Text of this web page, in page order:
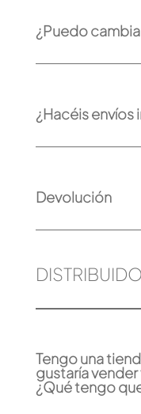
¿Puedo
¿Hacéis envíos
Devolución
Tengo una
gustaría
¿Qué tengo